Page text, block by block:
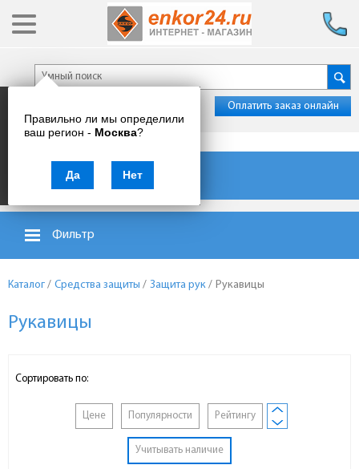
Правильно ли мы определили
ваш регион - Москва?
Да Нет
Оплатить заказ онлайн
Каталог товаров
Фильтр
Каталог / Средства защиты / Защита рук / Рукавицы
Рукавицы
Сортировать по:
Цене Популярности Рейтингу
Учитывать наличие